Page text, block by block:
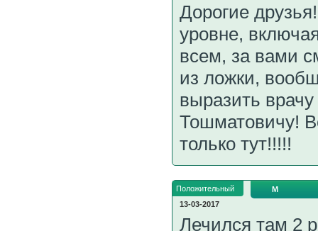
Дорогие
уровне,
всем, за вами
из ложки,
выразить
Тошматовичу!
только тут!!!!!
Положительный
13-03-2017
М
Лечился там 2